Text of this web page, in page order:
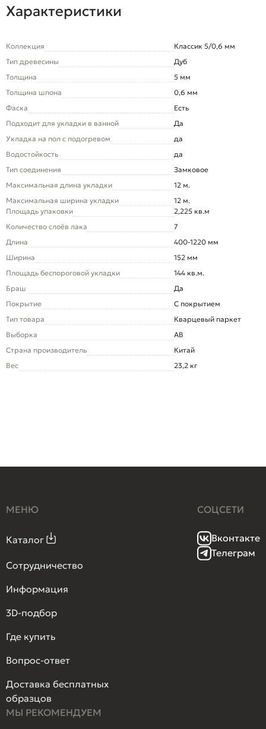
Характеристики
Коллекция
Классик 5/0,6 мм
Тип древесины
Дуб
Толщина
5 мм
Толщина шпона
0,6 мм
Фаска
Есть
Подходит для укладки в ванной
Да
Укладка на пол c подогревом
да
Водостойкость
да
Тип соединения
Замковое
Максимальная длина укладки
12 м.
Максимальная ширина укладки
12 м.
Площадь упаковки
2,225 кв.м
Количество слоёв лака
7
Длина
400-1220 мм
Ширина
152 мм
Площадь беспороговой укладки
144 кв.м.
Браш
Да
Покрытие
С покрытием
Тип товара
Кварцевый паркет
Выборка
AB
Страна производитель
Китай
Вес
23,2 кг
МЕНЮ
Каталог
Сотрудничество
Информация
3D-подбор
Где купить
Вопрос-ответ
Доставка бесплатных
образцов
СОЦСЕТИ
Вконтакте
Телеграм
МЫ РЕКОМЕНДУЕМ